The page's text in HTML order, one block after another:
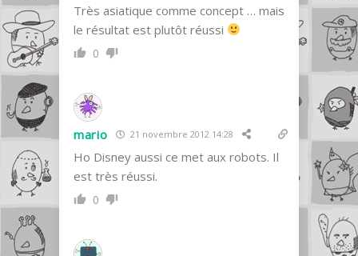
Très asiatique comme concept … mais
le résultat est plutôt réussi
0
mario 21 novembre 2012 14:28
Ho Disney aussi ce met aux robots. Il
est très réussi.
0